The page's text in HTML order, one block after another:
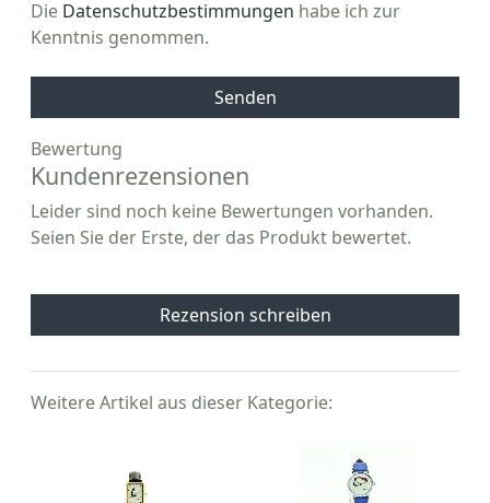
Die Datenschutzbestimmungen habe ich zur
Kenntnis genommen.
Senden
Bewertung
Kundenrezensionen
Leider sind noch keine Bewertungen vorhanden.
Seien Sie der Erste, der das Produkt bewertet.
Rezension schreiben
Weitere Artikel aus dieser Kategorie: